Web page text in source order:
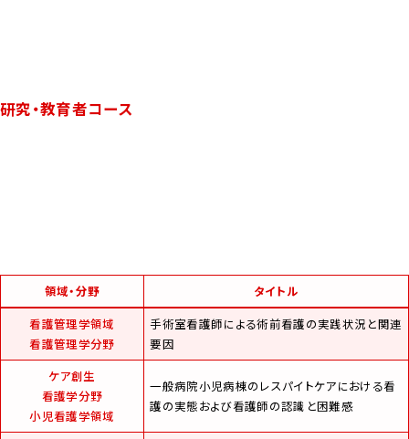
研究・教育者コース
領域・分野
タイトル
看護管理学領域
看護管理学分野
手術室看護師による術前看護の実践状況と関連
要因
ケア創生
看護学分野
小児看護学領域
一般病院小児病棟のレスパイトケアにおける看
護の実態および看護師の認識と困難感